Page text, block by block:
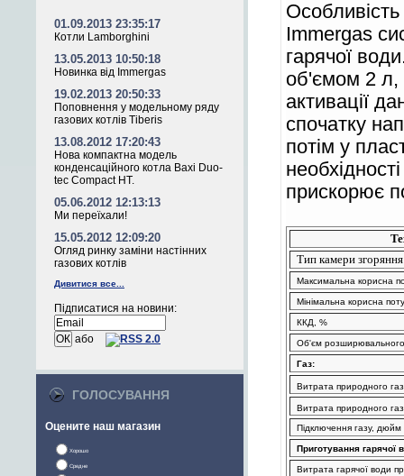
01.09.2013 23:35:17
Котли Lamborghini
13.05.2013 10:50:18
Новинка від Immergas
19.02.2013 20:50:33
Поповнення у модельному ряду
газових котлів Tiberis
13.08.2012 17:20:43
Нова компактна модель
конденсаційного котла Baxi Duo-
tec Compact HT.
05.06.2012 12:13:13
Ми переїхали!
15.05.2012 12:09:20
Огляд ринку заміни настінних
газових котлів
Дивитися все...
Підписатися на новини:
або
ГОЛОСУВАННЯ
Оцените наш магазин
Хорошо
Средне
Immergas
гарячої
об'ємом 2 л,
активації
спочатку
потім у
прискорює
Тип камери згоряння
Максимальна корисна
Мінімальна корисна
ККД, %
Об'єм
Газ:
Витрата природного
Витрата природного
Підключення газу, дюйм
Приготування гарячої
Витрата гарячої води